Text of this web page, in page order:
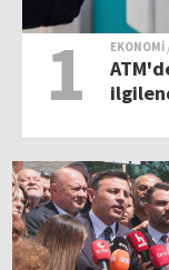
1 EKONOMİ